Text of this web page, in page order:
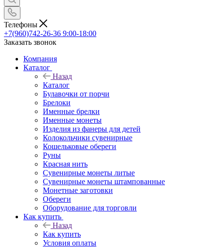
Телефоны
+7(960)742-26-36 9:00-18:00
Заказать звонок
Компания
Каталог
Назад
Каталог
Булавочки от порчи
Брелоки
Именные брелки
Именные монеты
Изделия из фанеры для детей
Колокольчики сувенирные
Кошельковые обереги
Руны
Красная нить
Сувенирные монеты литые
Сувенирные монеты штампованные
Монетные заготовки
Обереги
Оборудование для торговли
Как купить
Назад
Как купить
Условия оплаты